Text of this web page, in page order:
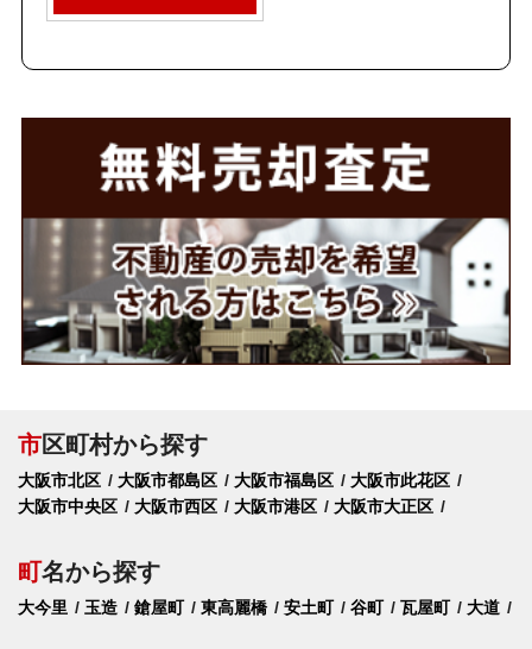
市区町村から探す
大阪市北区 大阪市都島区 大阪市福島区
大阪市此花区
大阪市中央区
大阪市西区 大阪市港区 大阪市大正区
町名から探す
大今里 玉造 鎗屋町 東高麗橋 安土町 谷町 瓦屋町 大道